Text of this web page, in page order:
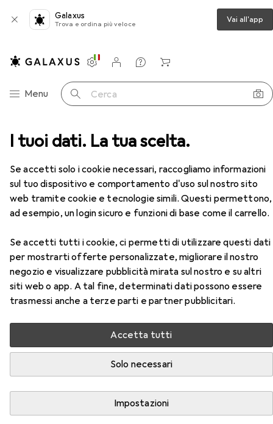
I tuoi dati. La tua scelta.
Se accetti solo i cookie necessari, raccogliamo informazioni
sul tuo dispositivo e comportamento d'uso sul nostro sito
web tramite cookie e tecnologie simili. Questi permettono,
ad esempio, un login sicuro e funzioni di base come il carrello.
Se accetti tutti i cookie, ci permetti di utilizzare questi dati
per mostrarti offerte personalizzate, migliorare il nostro
negozio e visualizzare pubblicità mirata sul nostro e su altri
siti web o app. A tal fine, determinati dati possono essere
trasmessi anche a terze parti e partner pubblicitari.
Accetta tutti
Solo necessari
Impostazioni
Galaxus
Trova e ordina più veloce Vai all'app
Categoria Navigazione
Menu Cerca
Impostazioni
Conto cliente
Liste di confronto
Liste dei desideri
Carrello
Tinta per capelli L'Oréal Professionnel Inoa
EUR
11,38 da 2 Pezzi EUR
189,67/ 1l
L'Oréal ProfessionnelInoa
5,56 mogano rosso chiaro
Accessori per L'Oréal